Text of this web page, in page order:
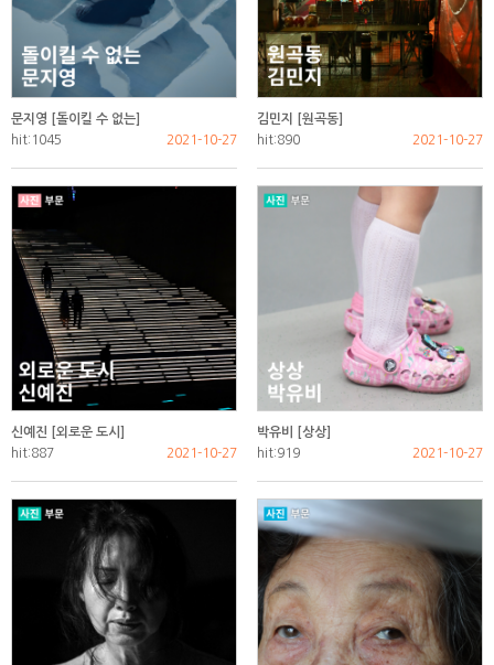
문지영 [돌이킬 수 없는]
hit:1045
2021-10-27
김민지 [원곡동]
hit:890
2021-10-27
신예진 [외로운 도시]
hit:887
2021-10-27
박유비 [상상]
hit:919
2021-10-27